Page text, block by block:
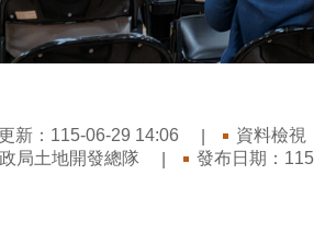
新：115-06-29 14:06
資料檢視
局土地開發總隊
發布日期：